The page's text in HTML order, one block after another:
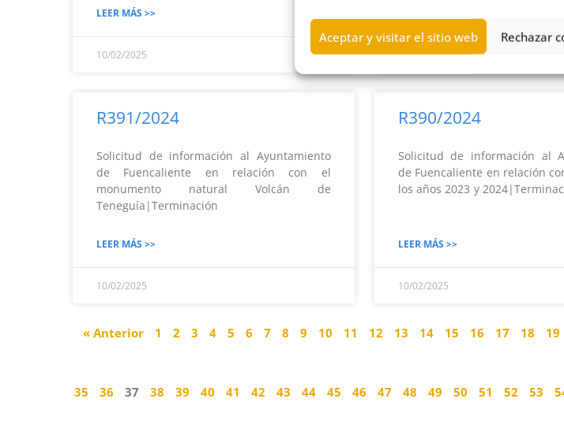
Aceptar y visitar el sitio web Rechazar
LEER MÁS >>
10/02/2025 10/02/2025
R391/2024
Solicitud de información al Ayuntamiento
de Fuencaliente en relación con el
monumento natural Volcán de
Teneguía|Terminación
LEER MÁS >>
10/02/2025
R390/2024
Solicitud de información al
de Fuencaliente en relación
los años 2023 y
LEER MÁS >>
10/02/2025
« Anterior 1 2 3 4 5 6 7 8 9 10 11 12 13 14 15 16 17 18 19
35 36 37 38 39 40 41 42 43 44 45 46 47 48 49 50 51 52 53